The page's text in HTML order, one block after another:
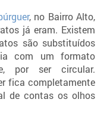
, no Bairro Alto,
já eram. Existem
são substituídos
com um formato
por ser circular.
fica completamente
de contas os olhos